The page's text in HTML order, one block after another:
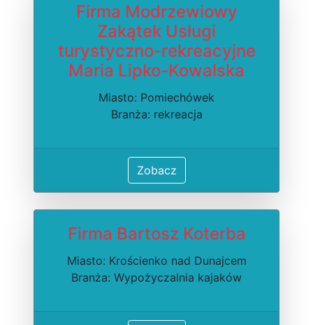
Firma Modrzewiowy
Zakątek Usługi
turystyczno-rekreacyjne
Maria Lipko-Kowalska
Miasto: Pomiechówek
Branża: rekreacja
Zobacz
Firma Bartosz Koterba
Miasto: Krościenko nad Dunajcem
Branża: Wypożyczalnia kajaków